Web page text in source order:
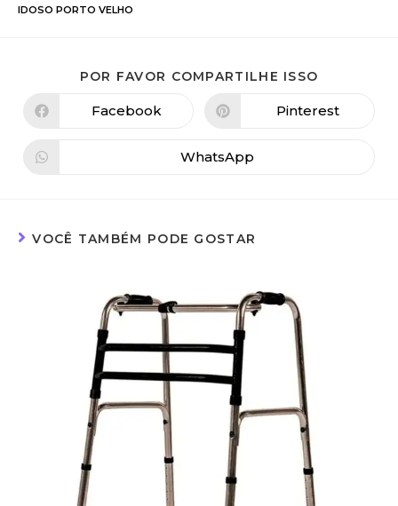
IDOSO PORTO VELHO
POR FAVOR COMPARTILHE ISSO
Facebook Pinterest
WhatsApp
VOCÊ TAMBÉM PODE GOSTAR